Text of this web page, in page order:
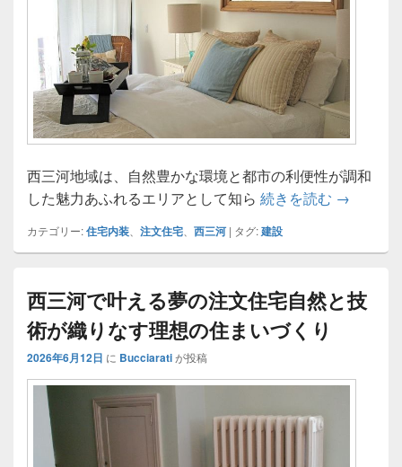
西三河地域は、自然豊かな環境と都市の利便性が調和
した魅力あふれるエリアとして知ら 続きを読む 西三河で
→
カテゴリー:住宅内装 注文住宅 西三河 | タグ:建設
西三河で叶える夢の注文住宅自然と技
術が織りなす理想の住まいづくり
2026年6月12日 に Bucciaratiが投稿